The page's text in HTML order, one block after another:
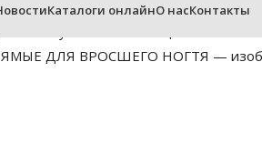
Каталоги онлайнО насКонтакты